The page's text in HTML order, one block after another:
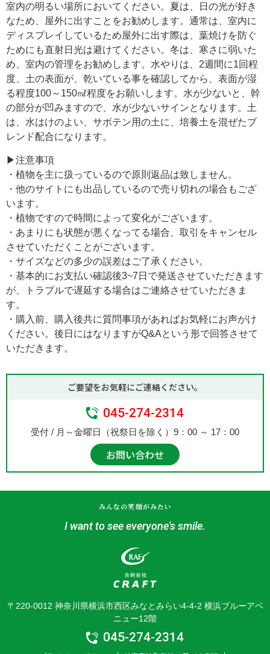
室内の明るい場所においてください。夏は、日の光が好き
なため、屋外に出すことをお勧めします。通常は、室内に
ディスプレイしているため屋外に出す際は、葉焼けを防ぐ
ためにも直射日光は避けてください。冬は、寒さに弱いた
め、室内の管理をお勧めします。水やりは、2週間に1回程
度、土の表面が、乾いている事を確認してから、表面が湿
る程度100～150㎖程度をお願いします。水が少ないと、幹
の部分が凹みますので、水が少ないサインとなります。土
は、水はけのよい、サボテン用の土に、培養土を混ぜたブ
レンド配合になります。
▶注意事項
・植物を主に扱っているので原則返品は致しません。
・他のサイトにも出品しているので売り切れの場合もござ
います。
・植物ですので時間によって変化がございます。
・あまりにも状態が悪くなってる場合、取引をキャンセル
させていただくことがございます。
・サイズなどの多少の誤差はご了承ください。
・基本的にお支払い確認後3~7日で発送させていただきます
が、トラブルで遅延する場合はご連絡させていただきま
す。
・購入前、購入後共に質問事項があればお気軽にお声がけ
ください。後日にはなりますがQ&Aという形で回答させて
いただきます。
ご要望をお気軽にご連絡ください。
045-274-2314
受付 / 月～金曜日（祝祭日を除く）9：00 ～ 17：00
お問い合わせ
閉じる
みんなの笑顔がみたい
I want to see everyone's smile.
〒220-0012 神奈川県横浜市西区みなとみらい4-4-2 横浜ブルーアベ
ニュー12階
045-274-2314